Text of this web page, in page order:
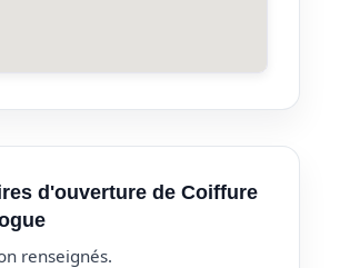
d'ouverture de Coiffure
renseignés.